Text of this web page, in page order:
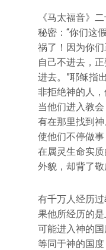
《马太福音》
秘密：“你们这
祸了！因为你
自己不进去，
进去。”耶稣指
非拒绝神的人
当他们进入教
有在那里找到
使他们不停做
在属灵生命实
外貌，却背了敬
有千万人经历
果他所经历的
可能进入神的
等同于神的国